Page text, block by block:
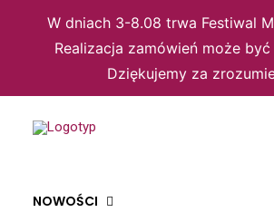
W dniach 3-8.08 trwa Festiwal
Realizacja zamówień może być
Dziękujemy za
NOWOŚCI